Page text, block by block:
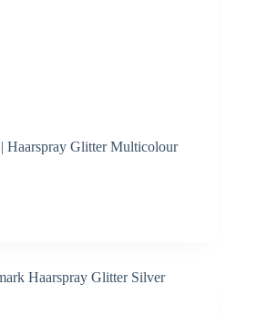
Haarspray Glitter Multicolour